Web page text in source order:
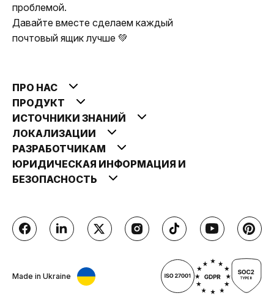
проблемой.
Давайте вместе сделаем каждый
почтовый ящик лучше 💚
ПРО НАС
ПРОДУКТ
ИСТОЧНИКИ ЗНАНИЙ
ЛОКАЛИЗАЦИИ
РАЗРАБОТЧИКАМ
ЮРИДИЧЕСКАЯ ИНФОРМАЦИЯ И
БЕЗОПАСНОСТЬ
Made in Ukraine